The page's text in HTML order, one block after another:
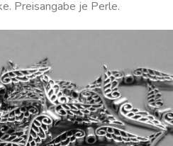
Preisangabe je Perle.